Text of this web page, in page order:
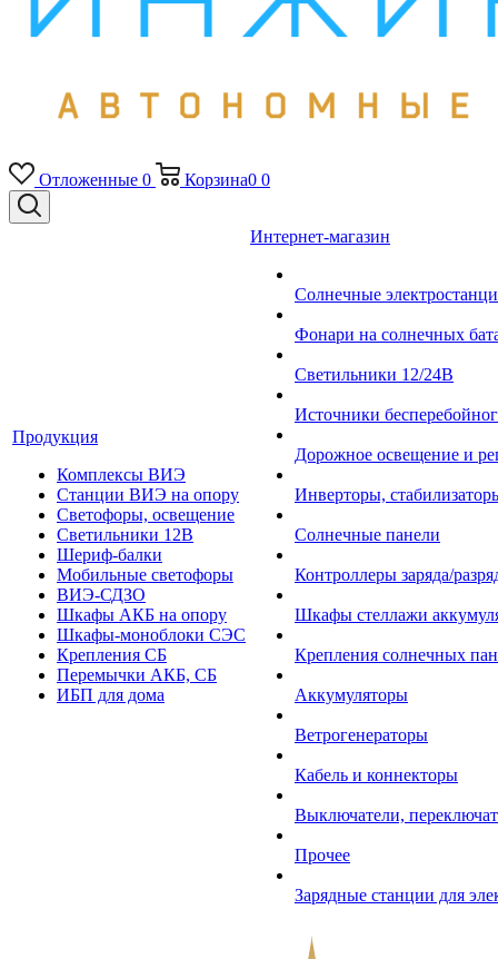
Отложенные 0 Корзина0 0
Продукция
Комплексы ВИЭ
Станции ВИЭ на опору
Светофоры, освещение
Светильники 12В
Шериф-балки
Мобильные светофоры
ВИЭ-СДЗО
Шкафы АКБ на опору
Шкафы-моноблоки СЭС
Крепления СБ
Перемычки АКБ, СБ
ИБП для дома
Интернет-магазин
Солнечные
Фонари на солнечных
Светильники 12/24В
Источники
Дорожное освещение и
Инверторы,
Солнечные панели
Контроллеры заряда/
Шкафы стеллажи
Крепления солнечных
Аккумуляторы
Ветрогенераторы
Кабель и коннекторы
Выключатели,
Прочее
Зарядные станции для